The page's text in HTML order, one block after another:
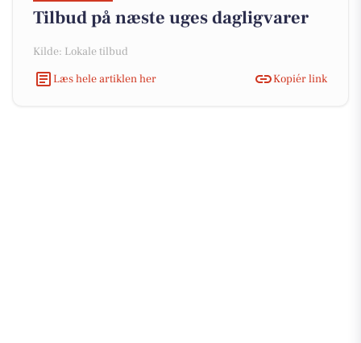
Tilbud på næste uges dagligvarer
Kilde: Lokale tilbud
Læs hele artiklen her
Kopiér link